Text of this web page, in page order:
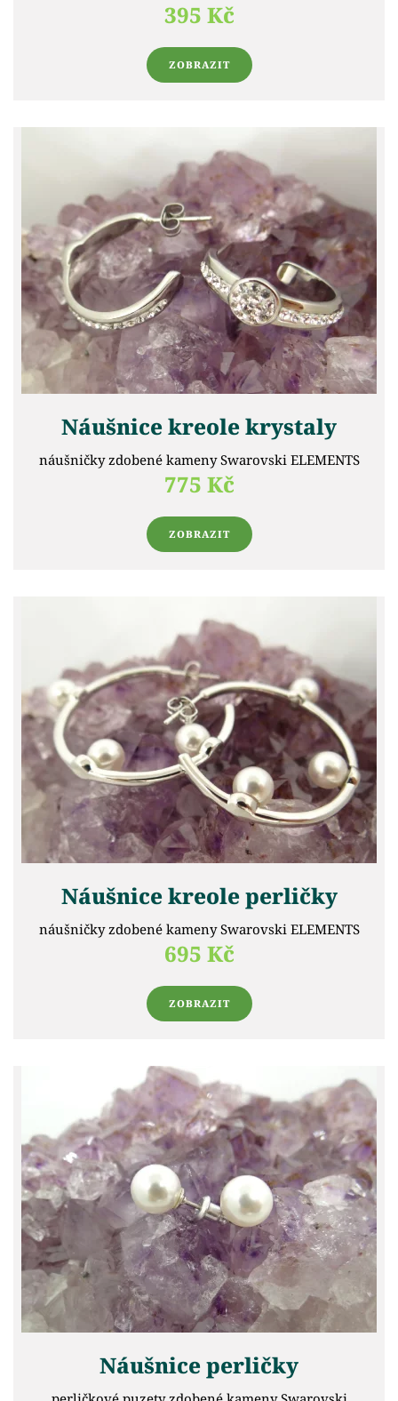
395 Kč
ZOBRAZIT
Náušnice kreole krystaly
náušničky zdobené kameny Swarovski ELEMENTS
775 Kč
ZOBRAZIT
Náušnice kreole perličky
náušničky zdobené kameny Swarovski ELEMENTS
695 Kč
ZOBRAZIT
Náušnice perličky